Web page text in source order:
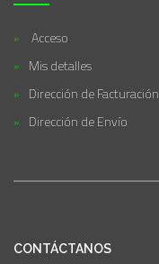
Acceso
Mis detalles
Dirección de Facturación
Dirección de Envío
CONTÁCTANOS